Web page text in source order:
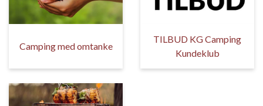
Camping med omtanke
TILBUD KG Camping
Kundeklub